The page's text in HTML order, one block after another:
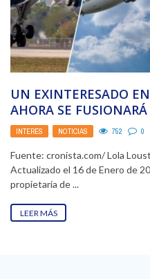
UN EXINTERESADO
AHORA SE
BRASILEÑA
INTERÉS , NOTICIAS 752 0
Fuente: cronista.com/ Lola
Actualizado el 16 de Enero de
propietaria de ...
LEER MÁS